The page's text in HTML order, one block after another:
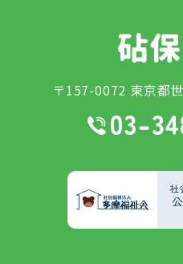
〒157-0072 東京都
社